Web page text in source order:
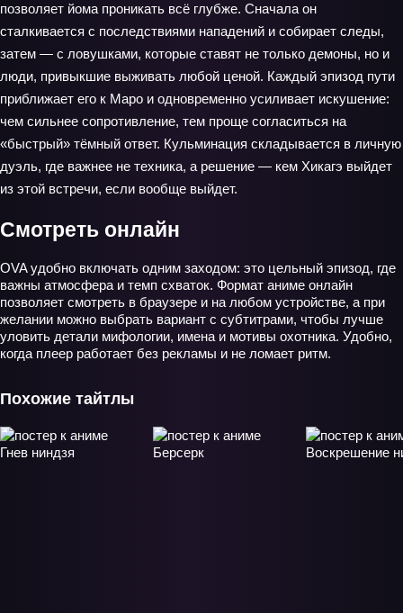
позволяет йома проникать всё глубже. Сначала он
сталкивается с последствиями нападений и собирает следы,
затем — с ловушками, которые ставят не только демоны, но и
люди, привыкшие выживать любой ценой. Каждый эпизод пути
приближает его к Маро и одновременно усиливает искушение:
чем сильнее сопротивление, тем проще согласиться на
«быстрый» тёмный ответ. Кульминация складывается в личную
дуэль, где важнее не техника, а решение — кем Хикагэ выйдет
из этой встречи, если вообще выйдет.
Смотреть онлайн
OVA удобно включать одним заходом: это цельный эпизод, где
важны атмосфера и темп схваток. Формат аниме онлайн
позволяет смотреть в браузере и на любом устройстве, а при
желании можно выбрать вариант с субтитрами, чтобы лучше
уловить детали мифологии, имена и мотивы охотника. Удобно,
когда плеер работает без рекламы и не ломает ритм.
Похожие тайтлы